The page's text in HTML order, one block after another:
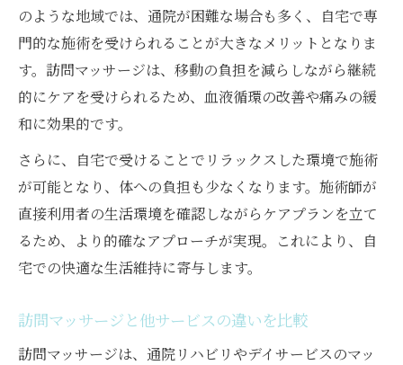
のような地域では、通院が困難な場合も多く、自宅で専
門的な施術を受けられることが大きなメリットとなりま
す。訪問マッサージは、移動の負担を減らしながら継続
的にケアを受けられるため、血液循環の改善や痛みの緩
和に効果的です。
さらに、自宅で受けることでリラックスした環境で施術
が可能となり、体への負担も少なくなります。施術師が
直接利用者の生活環境を確認しながらケアプランを立て
るため、より的確なアプローチが実現。これにより、自
宅での快適な生活維持に寄与します。
訪問マッサージと他サービスの違いを比較
訪問マッサージは、通院リハビリやデイサービスのマッ